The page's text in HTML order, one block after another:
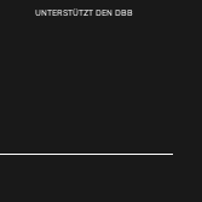
UNTERSTÜTZT DEN DBB